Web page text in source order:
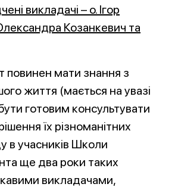
викладачі – о. Ігор
Козанкевич та
повинен мати знання з
життя (мається на увазі
готовим консультувати
їх різноманітних
в учасників Школи
ще два роки таких
викладачами,